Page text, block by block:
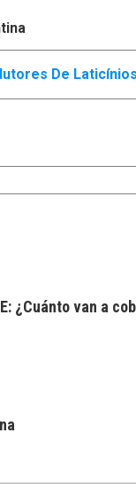
De Laticínios
¿Cuánto van a